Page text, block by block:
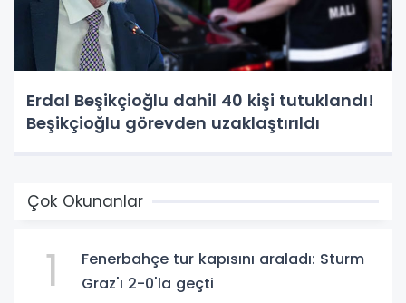
Erdal Beşikçioğlu dahil 40 kişi tutuklandı!
Beşikçioğlu görevden uzaklaştırıldı
Çok Okunanlar
1
Fenerbahçe tur kapısını araladı: Sturm
Graz'ı 2-0'la geçti